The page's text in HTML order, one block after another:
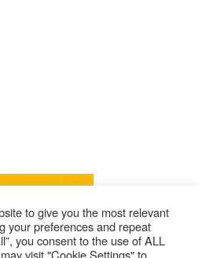
to give you the most relevant
your preferences and repeat
you consent to the use of ALL
visit "Cookie Settings" to